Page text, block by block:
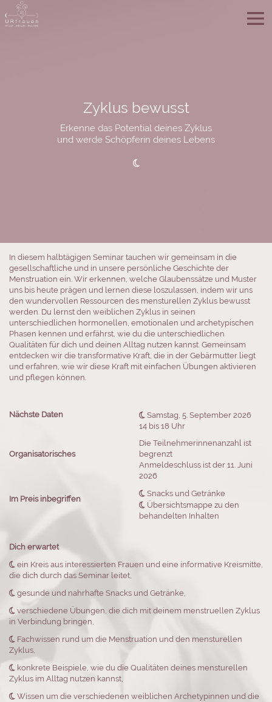
Zyklus bewusst
Erkenne das Potential deines Zyklus
und werde Schöpferin deines Lebens

In diesem halbtägigen Seminar tauchen wir gemeinsam in die
gesellschaftliche und in unsere persönliche Geschichte der
Menstruation ein. Wir erkennen, welche Glaubenssätze und Muster
uns bis heute prägen und lernen diese loszulassen, indem wir uns
den wundervollen Ressourcen des mensturellen Zyklus bewusst
werden. Du lernst den weiblichen Zyklus in seinen
unterschiedlichen hormonellen, emotionalen und archetypischen
Phasen kennen und erfährst, wie du die unterschiedlichen
Qualitäten für dich und deinen Alltag nutzen kannst. Gemeinsam
entdecken wir die transformative Kraft, die in der Gebärmutter liegt
und erfahren, wie wir diese Kraft mit einfachen Übungen aktivieren
und pflegen können.
Nächste Daten  Samstag, 5. September 2026
14 bis 18 Uhr
Organisatorisches
Die Teilnehmerinnenanzahl ist
begrenzt
Anmeldeschluss ist der 11. Juni
2026
Im Preis inbegriffen
 Snacks und Getränke
 Übersichtsmappe zu den
behandelten Inhalten
Dich erwartet
 ein Kreis aus interessierten Frauen und eine informative Kreismitte,
die dich durch das Seminar leitet,
 gesunde und nahrhafte Snacks und Getränke,
 verschiedene Übungen, die dich mit deinem menstruellen Zyklus
in Verbindung bringen,
 Fachwissen rund um die Menstruation und den mensturellen
Zyklus,
 konkrete Beispiele, wie du die Qualitäten deines mensturellen
Zyklus im Alltag nutzen kannst,
 Wissen um die verschiedenen weiblichen Archetypinnen und die